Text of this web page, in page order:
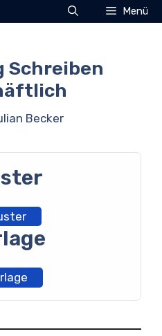
Menü
Schreiben
Becker